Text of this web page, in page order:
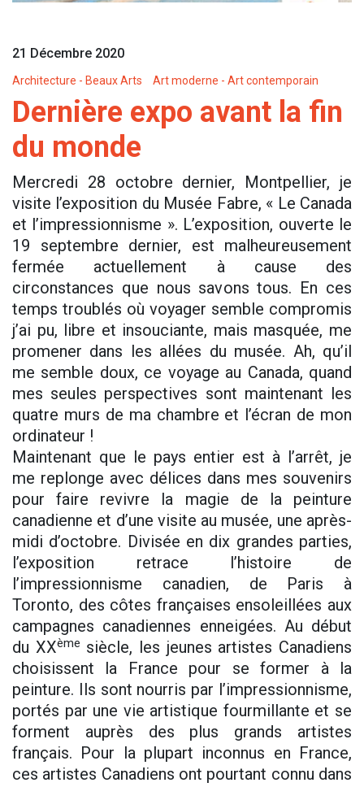
21 Décembre 2020
Architecture - Beaux Arts Art moderne - Art contemporain
Dernière expo avant la fin
du monde
Mercredi 28 octobre dernier, Montpellier, je
visite l’exposition du Musée Fabre, « Le Canada
et l’impressionnisme ». L’exposition, ouverte le
19 septembre dernier, est malheureusement
fermée actuellement à cause des
circonstances que nous savons tous. En ces
temps troublés où voyager semble compromis
j’ai pu, libre et insouciante, mais masquée, me
promener dans les allées du musée. Ah, qu’il
me semble doux, ce voyage au Canada, quand
mes seules perspectives sont maintenant les
quatre murs de ma chambre et l’écran de mon
ordinateur !
Maintenant que le pays entier est à l’arrêt, je
me replonge avec délices dans mes souvenirs
pour faire revivre la magie de la peinture
canadienne et d’une visite au musée, une après-
midi d’octobre. Divisée en dix grandes parties,
l’exposition retrace l’histoire de
l’impressionnisme canadien, de Paris à
Toronto, des côtes françaises ensoleillées aux
campagnes canadiennes enneigées. Au début
du XXème siècle, les jeunes artistes Canadiens
choisissent la France pour se former à la
peinture. Ils sont nourris par l’impressionnisme,
portés par une vie artistique fourmillante et se
forment auprès des plus grands artistes
français. Pour la plupart inconnus en France,
ces artistes Canadiens ont pourtant connu dans